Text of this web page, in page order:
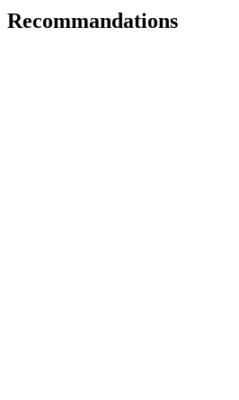
Recommandations